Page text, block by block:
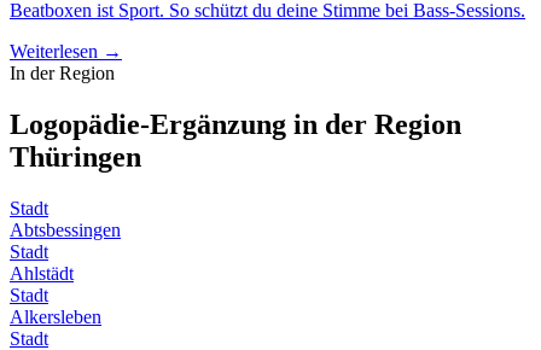
Beatboxen ist Sport. So schützt du deine Stimme bei Bass-Sessions.
Weiterlesen →
In der Region
Logopädie-Ergänzung in der Region
Thüringen
Stadt
Abtsbessingen
Stadt
Ahlstädt
Stadt
Alkersleben
Stadt